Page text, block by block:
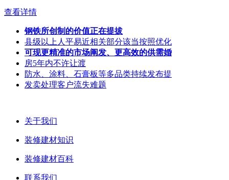
查看详情
钢铁所创制的价值正在提拔
县级以上人平易近相关部分该当按照优化
可现更精准的市场阐发、更高效的供需婚
房5年内不许让渡
防水、涂料、石膏板等多品类持续发布提
发卖处理客户流失难题
关于我们
装修建材知识
装修建材百科
联系我们